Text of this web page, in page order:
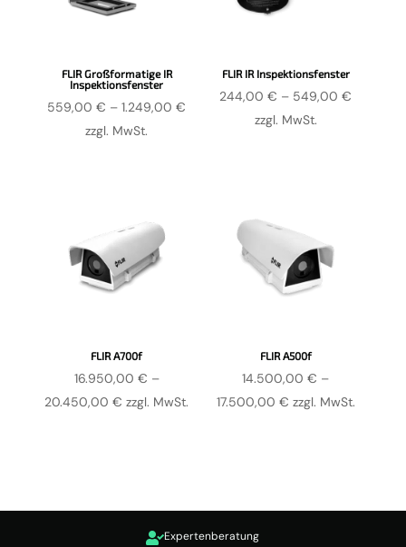
FLIR Großformatige IR
Inspektionsfenster
559,00€ –1.249,00€ Preisspanne:
zzgl. MwSt.
FLIR IR Inspektionsfenster
244,00€ – 549,00€
zzgl. MwSt.
FLIR A700f
16.950,00 € –
20.450,00€ Preisspanne:
zzgl. MwSt.
FLIR A500f
14.500,00€ –
17.500,00 €Preisspanne:
zzgl. MwSt.
Expertenberatung